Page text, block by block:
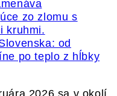
od
po teplo z hĺbky
2026 sa v okolí